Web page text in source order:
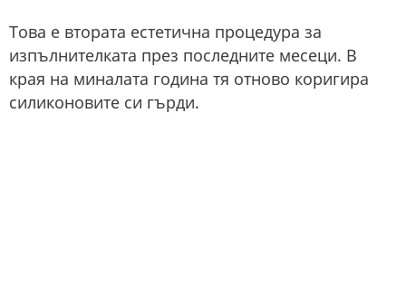
Това е втората естетична процедура за
изпълнителката през последните месеци. В
края на миналата година тя отново коригира
силиконовите си гърди.